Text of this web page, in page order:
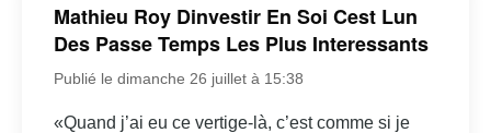
Mathieu Roy Dinvestir En Soi Cest Lun
Des Passe Temps Les Plus Interessants
Publié le dimanche 26 juillet à 15:38
«Quand j’ai eu ce vertige-là, c’est comme si je